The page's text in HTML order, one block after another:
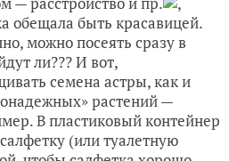
обещала быть красавицей.
можно посеять сразу в
ли??? И вот,
семена астры, как и
растений —
В пластиковый контейнер
(или туалетную